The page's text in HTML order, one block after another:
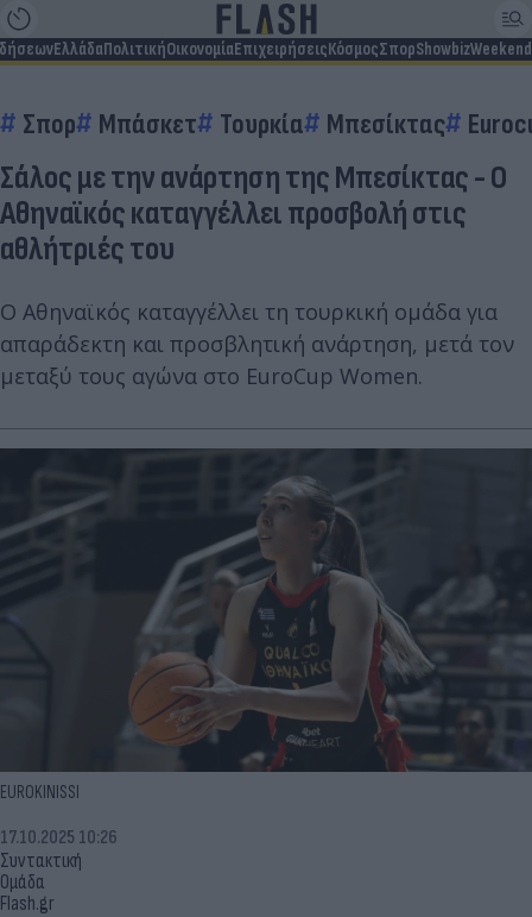
ΕλλάδαΠολιτικήΟικονομίαΕπιχειρήσειςΚόσμοςΣπορShowbizWeekend
Σπορ Μπάσκετ Τουρκία Μπεσίκτας
Σάλος με την ανάρτηση της Μπεσίκτας - Ο
Αθηναϊκός καταγγέλλει προσβολή στις
αθλήτριές του
Ο Αθηναϊκός καταγγέλλει τη τουρκική ομάδα για
απαράδεκτη και προσβλητική ανάρτηση, μετά τον
μεταξύ τους αγώνα στο EuroCup Women.
EUROKINISSI
Συντακτική
Ομάδα
Flash.gr
17.10.2025 10:26